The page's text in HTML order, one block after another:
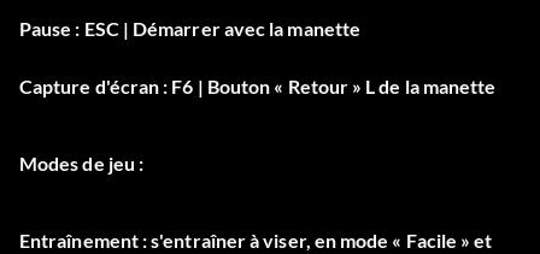
Pause : ESC | Démarrer avec la manette
Capture d'écran : F6 | Bouton « Retour » L de la manette
Modes de jeu :
Entraînement : s'entraîner à viser, en mode « Facile » et